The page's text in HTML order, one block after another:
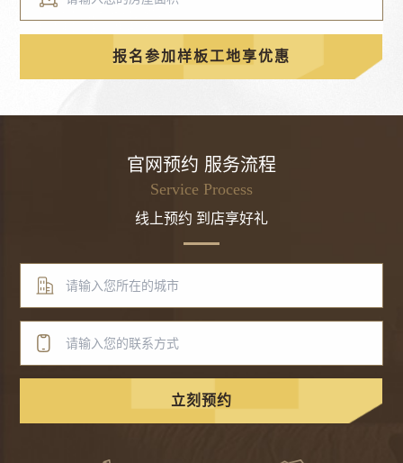
报名参加样板工地享优惠
官网预约 服务流程
Service Process
线上预约 到店享好礼
立刻预约